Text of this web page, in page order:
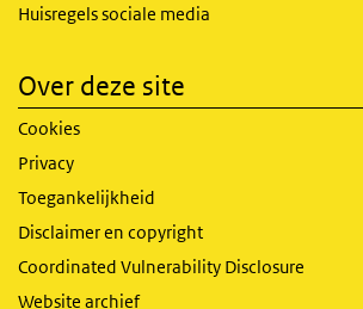
Huisregels sociale media
Over deze site
Cookies
Privacy
Toegankelijkheid
Disclaimer en copyright
Coordinated Vulnerability Disclosure
Website archief